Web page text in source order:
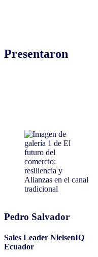
Presentaron
Pedro Salvador
Sales Leader NielsenIQ
Ecuador